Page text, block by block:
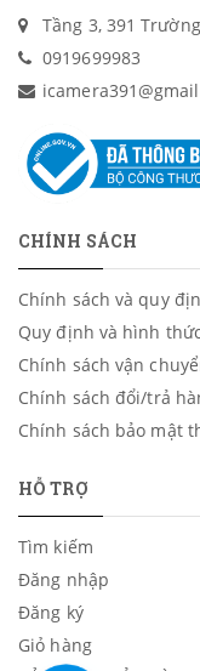
Tầng 3, 391
0919699983
CHÍNH SÁCH
Chính sách và quy
Quy định và hình
Chính sách vận
Chính sách đổi/trả
Chính sách bảo mật
HỖ TRỢ
Tìm kiếm
Đăng nhập
Đăng ký
Giỏ hàng